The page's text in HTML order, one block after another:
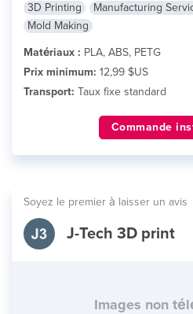
3D Printing
Manufacturing
Mold Making
Matériaux : PLA, ABS, PETG
Prix minimum: 12,99 $US
Transport: Taux fixe standard
Commande
Soyez le premier à laisser un avis
J-Tech 3D print
Images non